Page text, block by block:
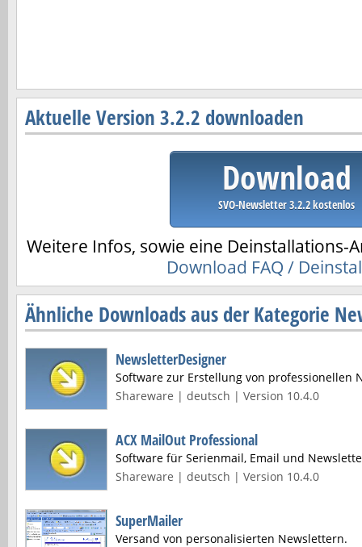
Aktuelle Version 3.2.2 downloaden
Download
SVO-Newsletter 3.2.2 kostenlos
Weitere Infos, sowie eine Deinstallations-
Download FAQ /
Ähnliche Downloads aus der Kategorie
NewsletterDesigner
Software zur Erstellung von professionellen
Shareware | deutsch | Version 10.4.0
ACX MailOut Professional
Software für Serienmail, Email und
Shareware | deutsch | Version 10.4.0
SuperMailer
Versand von personalisierten Newslettern.